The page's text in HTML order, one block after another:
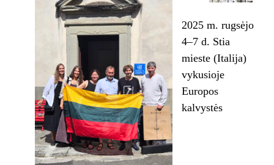
2025 m. rugsėjo
4–7 d. Stia
mieste (Italija)
vykusioje
Europos
kalvystės